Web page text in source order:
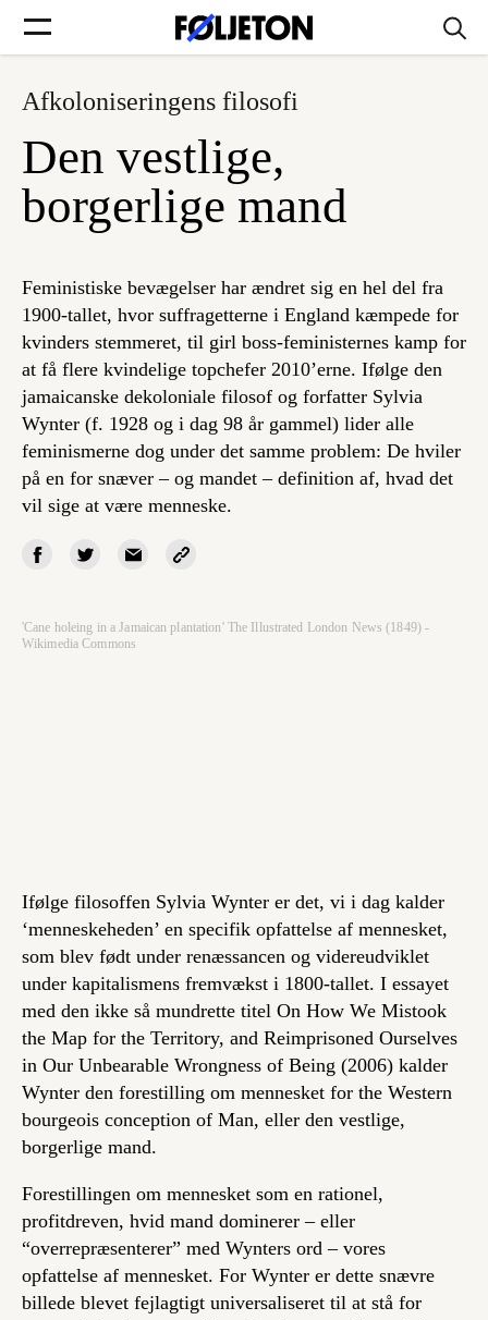
Forsider
Føljetoner
Søg
Min side
Log ind
Afkoloniseringens filosofi
Den vestlige,
borgerlige mand
Feministiske bevægelser har ændret sig en hel del fra
1900-tallet, hvor suffragetterne i England kæmpede for
kvinders stemmeret, til girl boss-feministernes kamp for
at få flere kvindelige topchefer 2010’erne. Ifølge den
jamaicanske dekoloniale filosof og forfatter Sylvia
Wynter (f. 1928 og i dag 98 år gammel) lider alle
feminismerne dog under det samme problem: De hviler
på en for snæver – og mandet – definition af, hvad det
vil sige at være menneske.
'Cane holeing in a Jamaican plantation' The Illustrated London News (1849) -
Wikimedia Commons
Ifølge filosoffen Sylvia Wynter er det, vi i dag kalder
‘menneskeheden’ en specifik opfattelse af mennesket,
som blev født under renæssancen og videreudviklet
under kapitalismens fremvækst i 1800-tallet. I essayet
med den ikke så mundrette titel On How We Mistook
the Map for the Territory, and Reimprisoned Ourselves
in Our Unbearable Wrongness of Being (2006) kalder
Wynter den forestilling om mennesket for the Western
bourgeois conception of Man, eller den vestlige,
borgerlige mand.
Forestillingen om mennesket som en rationel,
profitdreven, hvid mand dominerer – eller
“overrepræsenterer” med Wynters ord – vores
opfattelse af mennesket. For Wynter er dette snævre
billede blevet fejlagtigt universaliseret til at stå for